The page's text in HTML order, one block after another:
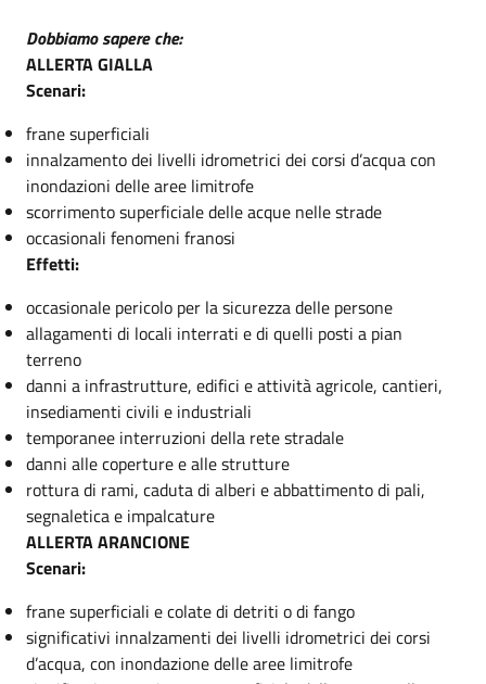
Dobbiamo sapere che:
ALLERTA GIALLA
Scenari:
frane superficiali
innalzamento dei livelli idrometrici dei corsi d’acqua con
inondazioni delle aree limitrofe
scorrimento superficiale delle acque nelle strade
occasionali fenomeni franosi
Effetti:
occasionale pericolo per la sicurezza delle persone
allagamenti di locali interrati e di quelli posti a pian
terreno
danni a infrastrutture, edifici e attività agricole, cantieri,
insediamenti civili e industriali
temporanee interruzioni della rete stradale
danni alle coperture e alle strutture
rottura di rami, caduta di alberi e abbattimento di pali,
segnaletica e impalcature
ALLERTA ARANCIONE
Scenari:
frane superficiali e colate di detriti o di fango
significativi innalzamenti dei livelli idrometrici dei corsi
d’acqua, con inondazione delle aree limitrofe